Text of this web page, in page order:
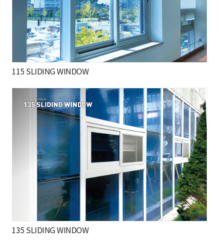
115 SLIDING WINDOW
135 SLIDING WINDOW